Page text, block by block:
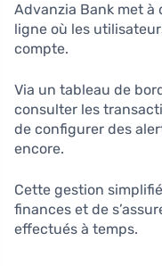
Advanzia Bank met
ligne où les
compte.
Via un tableau de
consulter les
de configurer des
encore.
Cette gestion
finances et de
effectués à temps.